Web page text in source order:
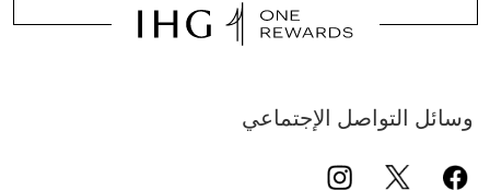
وسائل التواصل الإجتماعي